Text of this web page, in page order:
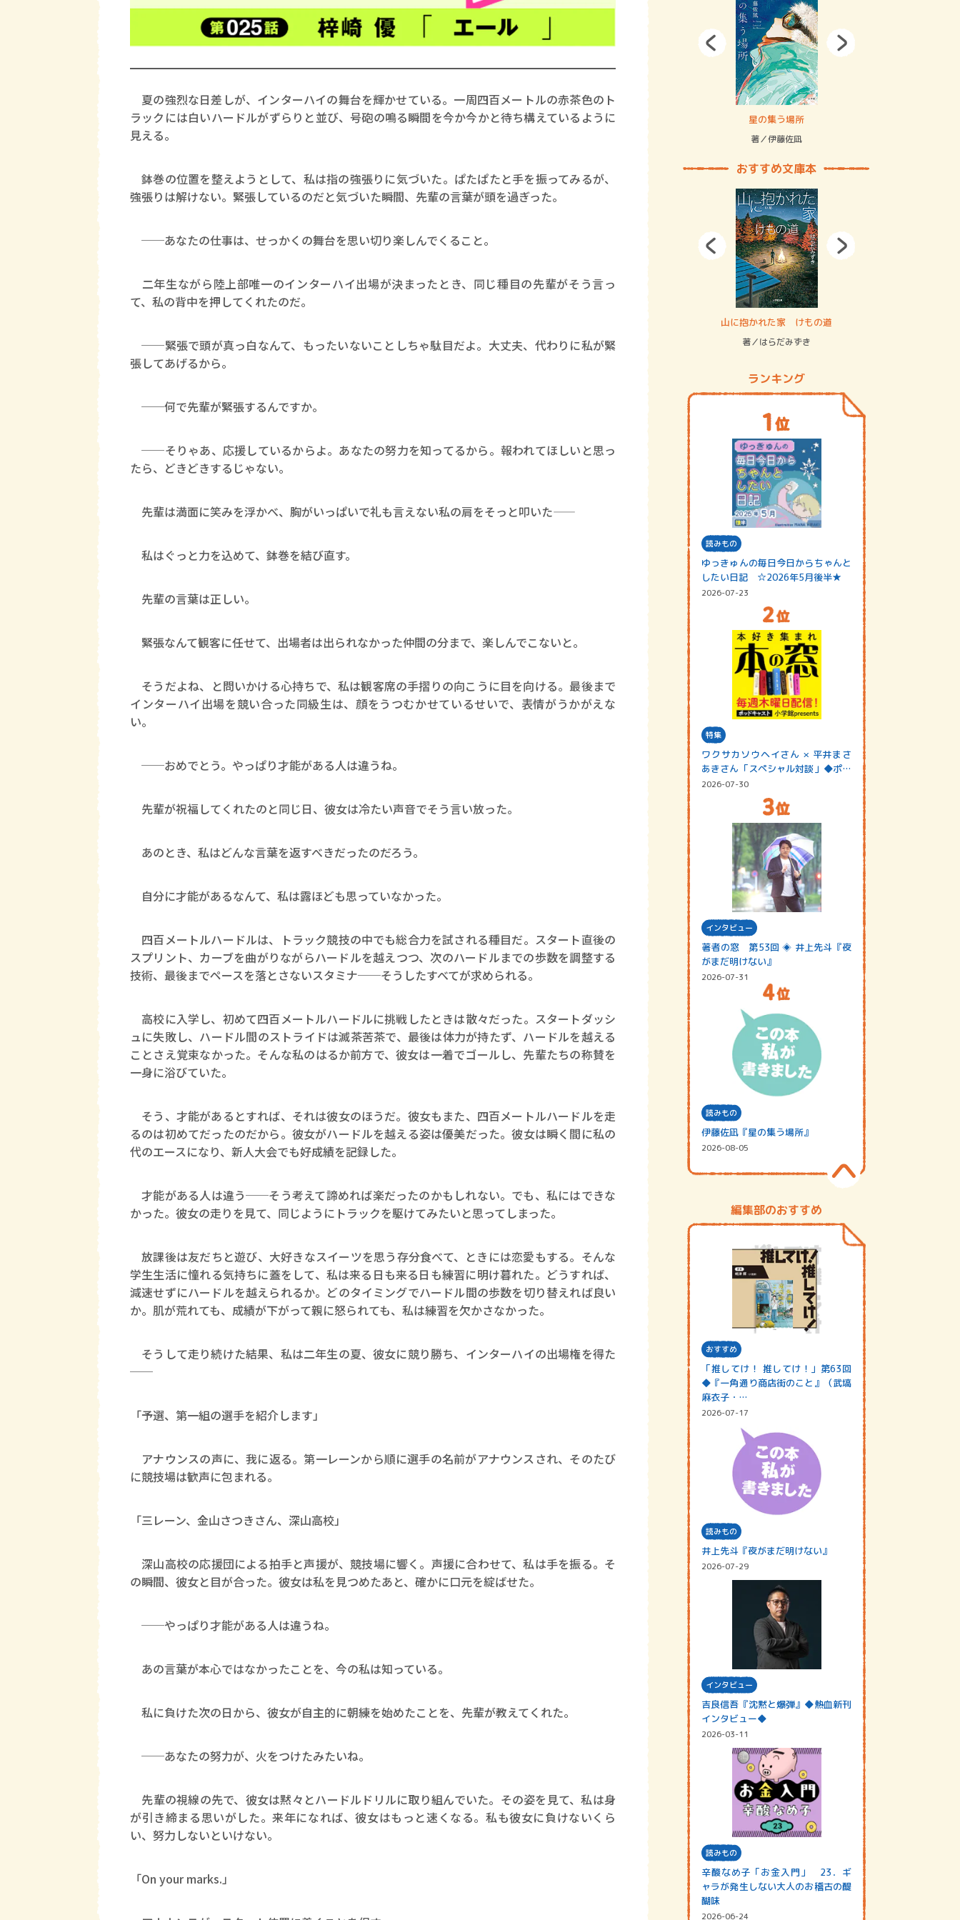
夏の強烈な日差しが、インターハイの舞台を輝かせている。一周四百メートルの赤茶色のト
ラックには白いハードルがずらりと並び、号砲の鳴る瞬間を今か今かと待ち構えているように
見える。
鉢巻の位置を整えようとして、私は指の強張りに気づいた。ぱたぱたと手を振ってみるが、
強張りは解けない。緊張しているのだと気づいた瞬間、先輩の言葉が頭を過ぎった。
──あなたの仕事は、せっかくの舞台を思い切り楽しんでくること。
二年生ながら陸上部唯一のインターハイ出場が決まったとき、同じ種目の先輩がそう言っ
て、私の背中を押してくれたのだ。
──緊張で頭が真っ白なんて、もったいないことしちゃ駄目だよ。大丈夫、代わりに私が緊
張してあげるから。
──何で先輩が緊張するんですか。
──そりゃあ、応援しているからよ。あなたの努力を知ってるから。報われてほしいと思っ
たら、どきどきするじゃない。
先輩は満面に笑みを浮かべ、胸がいっぱいで礼も言えない私の肩をそっと叩いた――
私はぐっと力を込めて、鉢巻を結び直す。
先輩の言葉は正しい。
緊張なんて観客に任せて、出場者は出られなかった仲間の分まで、楽しんでこないと。
そうだよね、と問いかける心持ちで、私は観客席の手摺りの向こうに目を向ける。最後まで
インターハイ出場を競い合った同級生は、顔をうつむかせているせいで、表情がうかがえな
い。
──おめでとう。やっぱり才能がある人は違うね。
先輩が祝福してくれたのと同じ日、彼女は冷たい声音でそう言い放った。
あのとき、私はどんな言葉を返すべきだったのだろう。
自分に才能があるなんて、私は露ほども思っていなかった。
四百メートルハードルは、トラック競技の中でも総合力を試される種目だ。スタート直後の
スプリント、カーブを曲がりながらハードルを越えつつ、次のハードルまでの歩数を調整する
技術、最後までペースを落とさないスタミナ──そうしたすべてが求められる。
高校に入学し、初めて四百メートルハードルに挑戦したときは散々だった。スタートダッシ
ュに失敗し、ハードル間のストライドは滅茶苦茶で、最後は体力が持たず、ハードルを越える
ことさえ覚束なかった。そんな私のはるか前方で、彼女は一着でゴールし、先輩たちの称賛を
一身に浴びていた。
そう、才能があるとすれば、それは彼女のほうだ。彼女もまた、四百メートルハードルを走
るのは初めてだったのだから。彼女がハードルを越える姿は優美だった。彼女は瞬く間に私の
代のエースになり、新人大会でも好成績を記録した。
才能がある人は違う──そう考えて諦めれば楽だったのかもしれない。でも、私にはできな
かった。彼女の走りを見て、同じようにトラックを駆けてみたいと思ってしまった。
放課後は友だちと遊び、大好きなスイーツを思う存分食べて、ときには恋愛もする。そんな
学生生活に憧れる気持ちに蓋をして、私は来る日も来る日も練習に明け暮れた。どうすれば、
減速せずにハードルを越えられるか。どのタイミングでハードル間の歩数を切り替えれば良い
か。肌が荒れても、成績が下がって親に怒られても、私は練習を欠かさなかった。
そうして走り続けた結果、私は二年生の夏、彼女に競り勝ち、インターハイの出場権を得た
──
「予選、第一組の選手を紹介します」
アナウンスの声に、我に返る。第一レーンから順に選手の名前がアナウンスされ、そのたび
に競技場は歓声に包まれる。
「三レーン、金山さつきさん、深山高校」
深山高校の応援団による拍手と声援が、競技場に響く。声援に合わせて、私は手を振る。そ
の瞬間、彼女と目が合った。彼女は私を見つめたあと、確かに口元を綻ばせた。
──やっぱり才能がある人は違うね。
あの言葉が本心ではなかったことを、今の私は知っている。
私に負けた次の日から、彼女が自主的に朝練を始めたことを、先輩が教えてくれた。
──あなたの努力が、火をつけたみたいね。
先輩の視線の先で、彼女は黙々とハードルドリルに取り組んでいた。その姿を見て、私は身
が引き締まる思いがした。来年になれば、彼女はもっと速くなる。私も彼女に負けないくら
い、努力しないといけない。
「On your marks.」
賞金稼ぎスリーサム！ 二重拘束の… 星の集う場所
著／伊藤佐凪
おすすめ文庫本
ロボット・イン・ザ・システム
著／デボラ・イン…
山に抱かれた家 けもの道
著／はらだみずき
ランキング
読みもの
ゆっきゅんの毎日今日からちゃんと
したい日記 ☆2026年5月後半★
2026-07-23
特集
ワクサカソウヘイさん × 平井まさ
あきさん「スペシャル対談」◆ポッ
ドキャスト…
2026-07-30
インタビュー
著者の窓 第53回 ◈ 井上先斗『夜
がまだ明けない』
2026-07-31
読みもの
伊藤佐凪『星の集う場所』
2026-08-05
編集部のおすすめ
おすすめ
「推してけ！ 推してけ！」第63回
◆『一角通り商店街のこと』（武塙
麻衣子・…
2026-07-17
読みもの
井上先斗『夜がまだ明けない』
2026-07-29
インタビュー
吉良信吾『沈黙と爆弾』◆熱血新刊
インタビュー◆
2026-03-11
読みもの
辛酸なめ子「お金入門」 23．ギ
ャラが発生しない大人のお稽古の醍
醐味
2026-06-24